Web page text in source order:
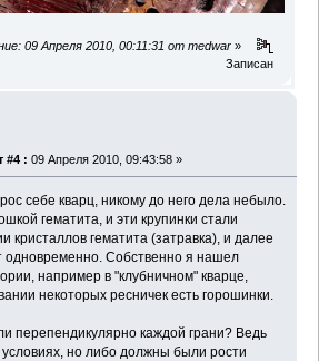
09 Апреля 2010, 00:11:31 от medwar »
Записан
#4 : 09 Апреля 2010, 09:43:58 »
себе кварц, никому до него дела небыло.
гематита, и эти крупинки стали
кристаллов гематита (затравка), и далее
одновременно. Собственно я нашел
например в "клубничном" кварце,
некоторых ресничек есть горошинки.
перепендикулярно каждой грани? Ведь
но либо должны были рости